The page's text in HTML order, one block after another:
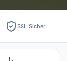
SSL-Sicher